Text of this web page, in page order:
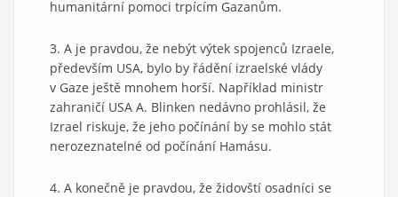
humanitární pomoci trpícím Gazanům.
3. A je pravdou, že nebýt výtek spojenců Izraele,
především USA, bylo by řádění izraelské vlády
v Gaze ještě mnohem horší. Například ministr
zahraničí USA A. Blinken nedávno prohlásil, že
Izrael riskuje, že jeho počínání by se mohlo stát
nerozeznatelné od počínání Hamásu.
4. A konečně je pravdou, že židovští osadníci se